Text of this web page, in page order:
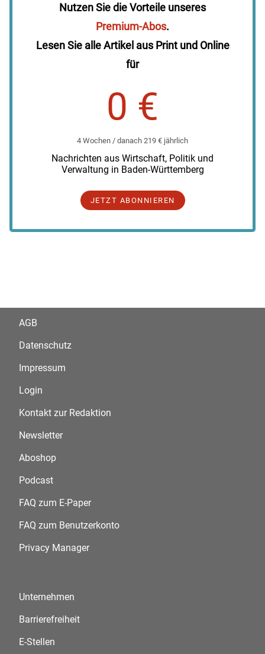
Nutzen Sie die Vorteile unseres
Premium-Abos.
Lesen Sie alle Artikel aus Print und Online
für
0 €
4 Wochen / danach 219 € jährlich
Nachrichten aus Wirtschaft, Politik und
Verwaltung in Baden-Württemberg
JETZT ABONNIEREN
AGB
Datenschutz
Impressum
Login
Kontakt zur Redaktion
Newsletter
Aboshop
Podcast
FAQ zum E-Paper
FAQ zum Benutzerkonto
Privacy Manager
Unternehmen
Barrierefreiheit
E-Stellen